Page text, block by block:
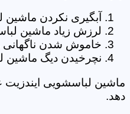
آبگیری نکردن
لرزش زیاد ماشین
خاموش شدن
نچرخیدن دیگ ماشین
ماشین لباسشویی ایندزیت
دهد.